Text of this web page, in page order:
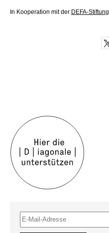
In Kooperation mit der DEFA-Stiftung